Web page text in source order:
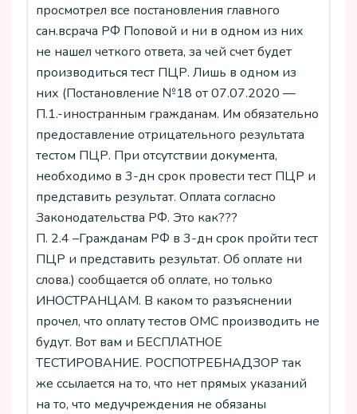
просмотрел все постановления главного
сан.всрача РФ Поповой и ни в одном из них
не нашел четкого ответа, за чей счет будет
производиться тест ПЦР. Лишь в одном из
них (Постановление №18 от 07.07.2020 —
П.1.-иностранным гражданам. Им обязательно
предоставление отрицательного результата
тестом ПЦР. При отсутствии документа,
необходимо в 3-дн срок провести тест ПЦР и
представить результат. Оплата согласно
Законодательства РФ. Это как???
П. 2.4 –Гражданам РФ в 3-дн срок пройти тест
ПЦР и представить результат. Об оплате ни
слова.) сообщается об оплате, но только
ИНОСТРАНЦАМ. В каком то разъяснении
прочел, что оплату тестов ОМС производить не
будут. Вот вам и БЕСПЛАТНОЕ
ТЕСТИРОВАНИЕ. РОСПОТРЕБНАДЗОР так
же ссылается на то, что нет прямых указаний
на то, что медучреждения не обязаны